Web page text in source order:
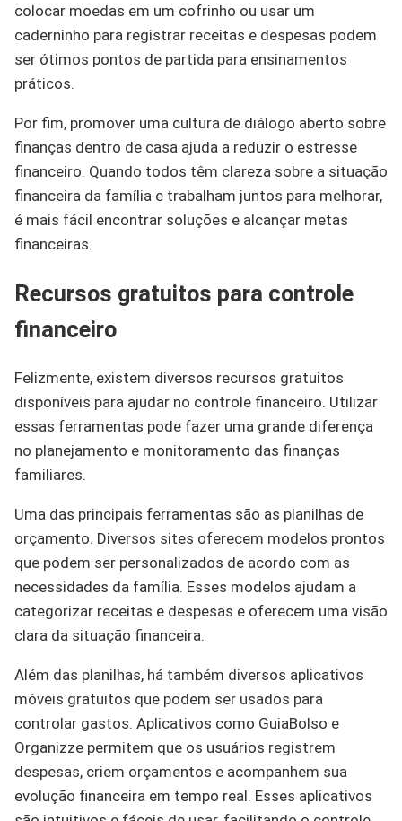
colocar moedas em um cofrinho ou usar um
caderninho para registrar receitas e despesas podem
ser ótimos pontos de partida para ensinamentos
práticos.
Por fim, promover uma cultura de diálogo aberto sobre
finanças dentro de casa ajuda a reduzir o estresse
financeiro. Quando todos têm clareza sobre a situação
financeira da família e trabalham juntos para melhorar,
é mais fácil encontrar soluções e alcançar metas
financeiras.
Recursos gratuitos para controle
financeiro
Felizmente, existem diversos recursos gratuitos
disponíveis para ajudar no controle financeiro. Utilizar
essas ferramentas pode fazer uma grande diferença
no planejamento e monitoramento das finanças
familiares.
Uma das principais ferramentas são as planilhas de
orçamento. Diversos sites oferecem modelos prontos
que podem ser personalizados de acordo com as
necessidades da família. Esses modelos ajudam a
categorizar receitas e despesas e oferecem uma visão
clara da situação financeira.
Além das planilhas, há também diversos aplicativos
móveis gratuitos que podem ser usados para
controlar gastos. Aplicativos como GuiaBolso e
Organizze permitem que os usuários registrem
despesas, criem orçamentos e acompanhem sua
evolução financeira em tempo real. Esses aplicativos